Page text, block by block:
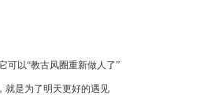
可以“教古风圈重新做人了”
就是为了明天更好的遇见